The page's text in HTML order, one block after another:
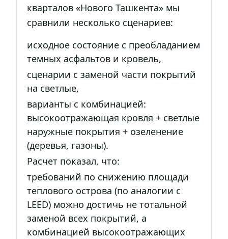
кварталов «Нового Ташкента» мы
сравнили несколько сценариев:
исходное состояние с преобладанием
темных асфальтов и кровель,
сценарии с заменой части покрытий
на светлые,
варианты с комбинацией:
высокоотражающая кровля + светлые
наружные покрытия + озеленение
(деревья, газоны).
Расчет показал, что:
требований по снижению площади
теплового острова (по аналогии с
LEED) можно достичь не тотальной
заменой всех покрытий, а
комбинацией высокоотражающих